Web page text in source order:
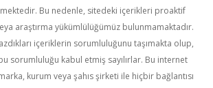
Bu nedenle, sitedeki içerikleri proaktif
araştırma yükümlülüğümüz bulunmamaktadır.
içeriklerin sorumluluğunu taşımakta olup,
sorumluluğu kabul etmiş sayılırlar. Bu internet
kurum veya şahıs şirketi ile hiçbir bağlantısı